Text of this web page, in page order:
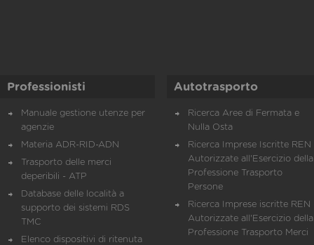
Professionisti
Manuale gestione utenze per
agenzie
Materia ADR-RID-ADN
Trasporto delle merci
deperibili - ATP
Database delle località a
supporto dei sistemi RDS
TMC
Elenco dispositivi di ritenuta
Autotrasporto
Ricerca Aree di Fermata e
Nulla Osta
Ricerca Imprese Iscritte REN
Autorizzate all'Esercizio della
Professione Trasporto
Persone
Ricerca Imprese iscritte REN
Autorizzate all'Esercizio della
Professione Trasporto Merci